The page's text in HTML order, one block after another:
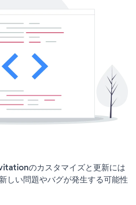
のカスタマイズと更新には
しい問題やバグが発生する可能性